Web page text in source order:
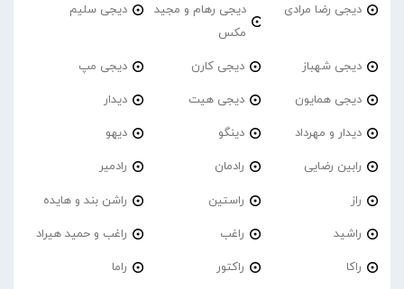
دیجی رضا مرادی
دیجی رهام و مجید
مکس
دیجی سلیم
دیجی شهباز دیجی کارن دیجی مپ
دیجی همایون دیجی هیت دیدار
دیدار و مهرداد دینگو دیهو
رابین رضایی رادمان رادمیر
راز راستین راشن بند و هایده
راشید راغب راغب و حمید هیراد
راکا راکتور راما